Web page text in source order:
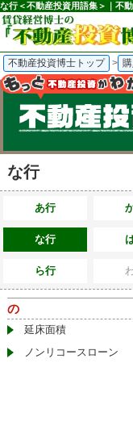
な行＜不動産投資用語集＞｜不
不動産投資博士トップ >
な行
あ行
な行
ら行
の
延床面積
ノンリコースローン